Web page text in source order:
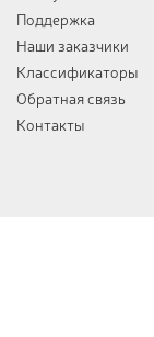
Поддержка
Наши заказчики
Классификаторы
Обратная связь
Контакты